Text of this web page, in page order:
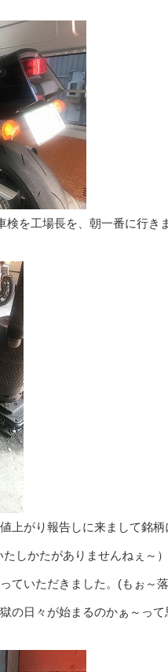
を工場長を、朝一番に行き
上がり報告しに来まして銘
しかたがありませんねぇ～
ていただきました。(もぉ～
の日々が始まるのかぁ～って